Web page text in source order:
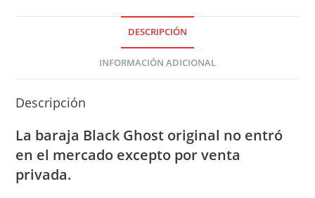
DESCRIPCIÓN
INFORMACIÓN ADICIONAL
Descripción
La baraja Black Ghost original no entró
en el mercado excepto por venta
privada.